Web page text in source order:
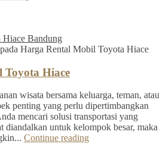
Hiace Bandung
pada Harga Rental Mobil Toyota Hiace
Hiace
wisata bersama keluarga, teman, atau
penting yang perlu dipertimbangkan
mencari solusi transportasi yang
diandalkan untuk kelompok besar, maka
Continue reading